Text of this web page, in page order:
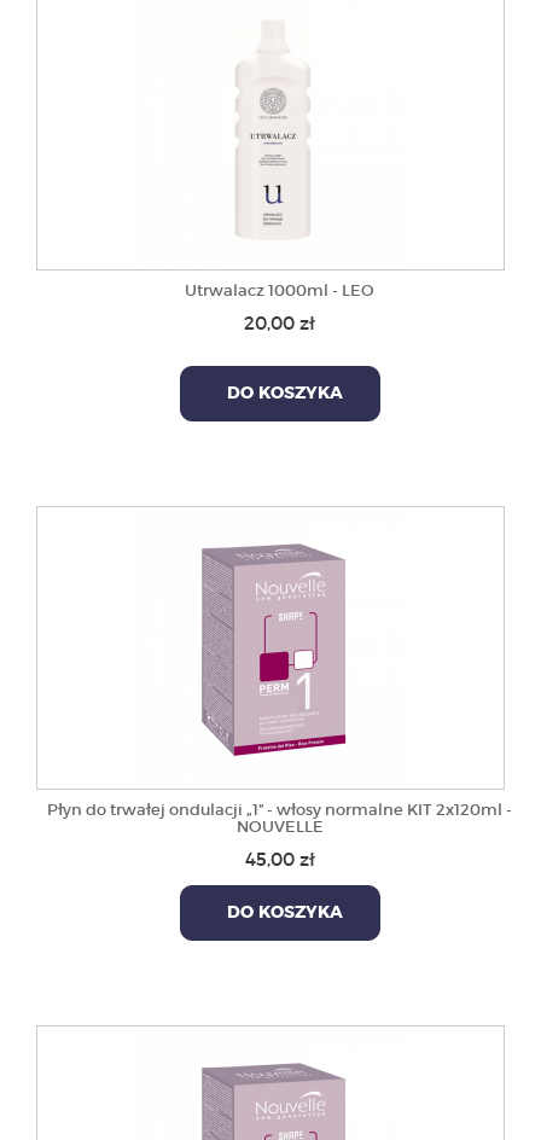
Utrwalacz 1000ml - LEO
20,00 zł
DO KOSZYKA
Płyn do trwałej ondulacji „1” - włosy normalne KIT 2x120ml -
NOUVELLE
45,00 zł
DO KOSZYKA